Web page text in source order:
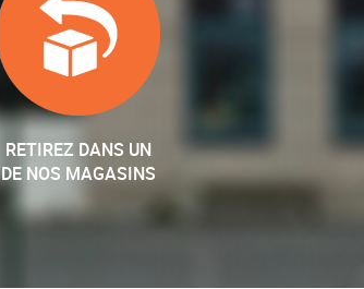
RETIREZ DANS UN
DE NOS MAGASINS